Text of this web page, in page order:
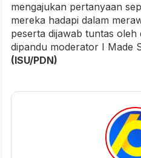
mengajukan pertanyaan
mereka hadapi dalam
peserta dijawab tuntas
dipandu moderator I Made
(ISU/PDN)